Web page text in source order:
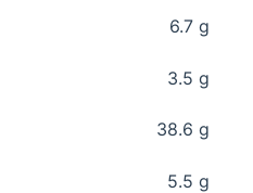
6.7 g
3.5 g
38.6 g
5.5 g